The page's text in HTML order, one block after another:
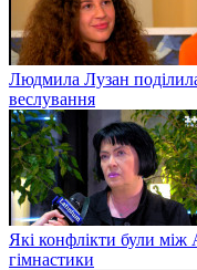
Людмила Лузан
веслування
Які конфлікти були між
гімнастики